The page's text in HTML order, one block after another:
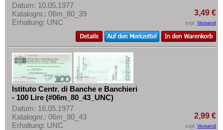
Datum: 10.05.1977
Katalognr.: 06m_80_39
Erhaltung: UNC
3,49 €
zzgl. Versand
Istituto Centr. di Banche e Banchieri
- 100 Lire (#06m_80_43_UNC)
Datum: 16.05.1977
Katalognr.: 06m_80_43
Erhaltung: UNC
2,99 €
zzgl. Versand